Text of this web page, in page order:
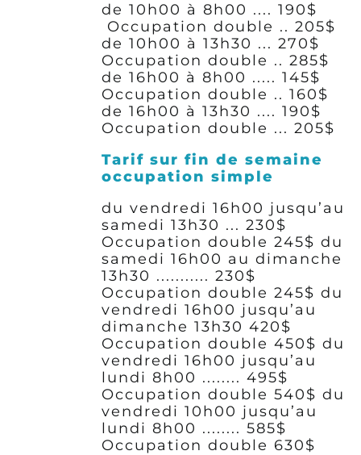
de 10h00 à 8h00 .... 190$
Occupation double .. 205$
de 10h00 à 13h30 ... 270$
Occupation double .. 285$
de 16h00 à 8h00 ..... 145$
Occupation double .. 160$
de 16h00 à 13h30 .... 190$
Occupation double ... 205$
Tarif sur fin de semaine
occupation simple
du vendredi 16h00 jusqu’au
samedi 13h30 ... 230$
Occupation double 245$ du
samedi 16h00 au dimanche
13h30 ........... 230$
Occupation double 245$ du
vendredi 16h00 jusqu’au
dimanche 13h30 420$
Occupation double 450$ du
vendredi 16h00 jusqu’au
lundi 8h00 ........ 495$
Occupation double 540$ du
vendredi 10h00 jusqu’au
lundi 8h00 ........ 585$
Occupation double 630$